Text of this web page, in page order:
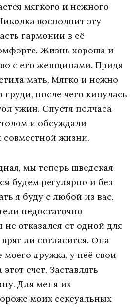
мягкого и нежного
восполнит эту
гармонии в её
Жизнь хороша и
с его женщинами. Придя
мать. Мягко и нежно
груди, после чего кинулась
ужин. Спустя полчаса
и обсуждали
совместной жизни.
мы теперь шведская
будем регулярно и без
я буду с любой из вас,
недостаточно
отказался от одной для
ли согласится. Она
моего дружка, у неё свои
счет, Заставлять
Для меня их
моих сексуальных